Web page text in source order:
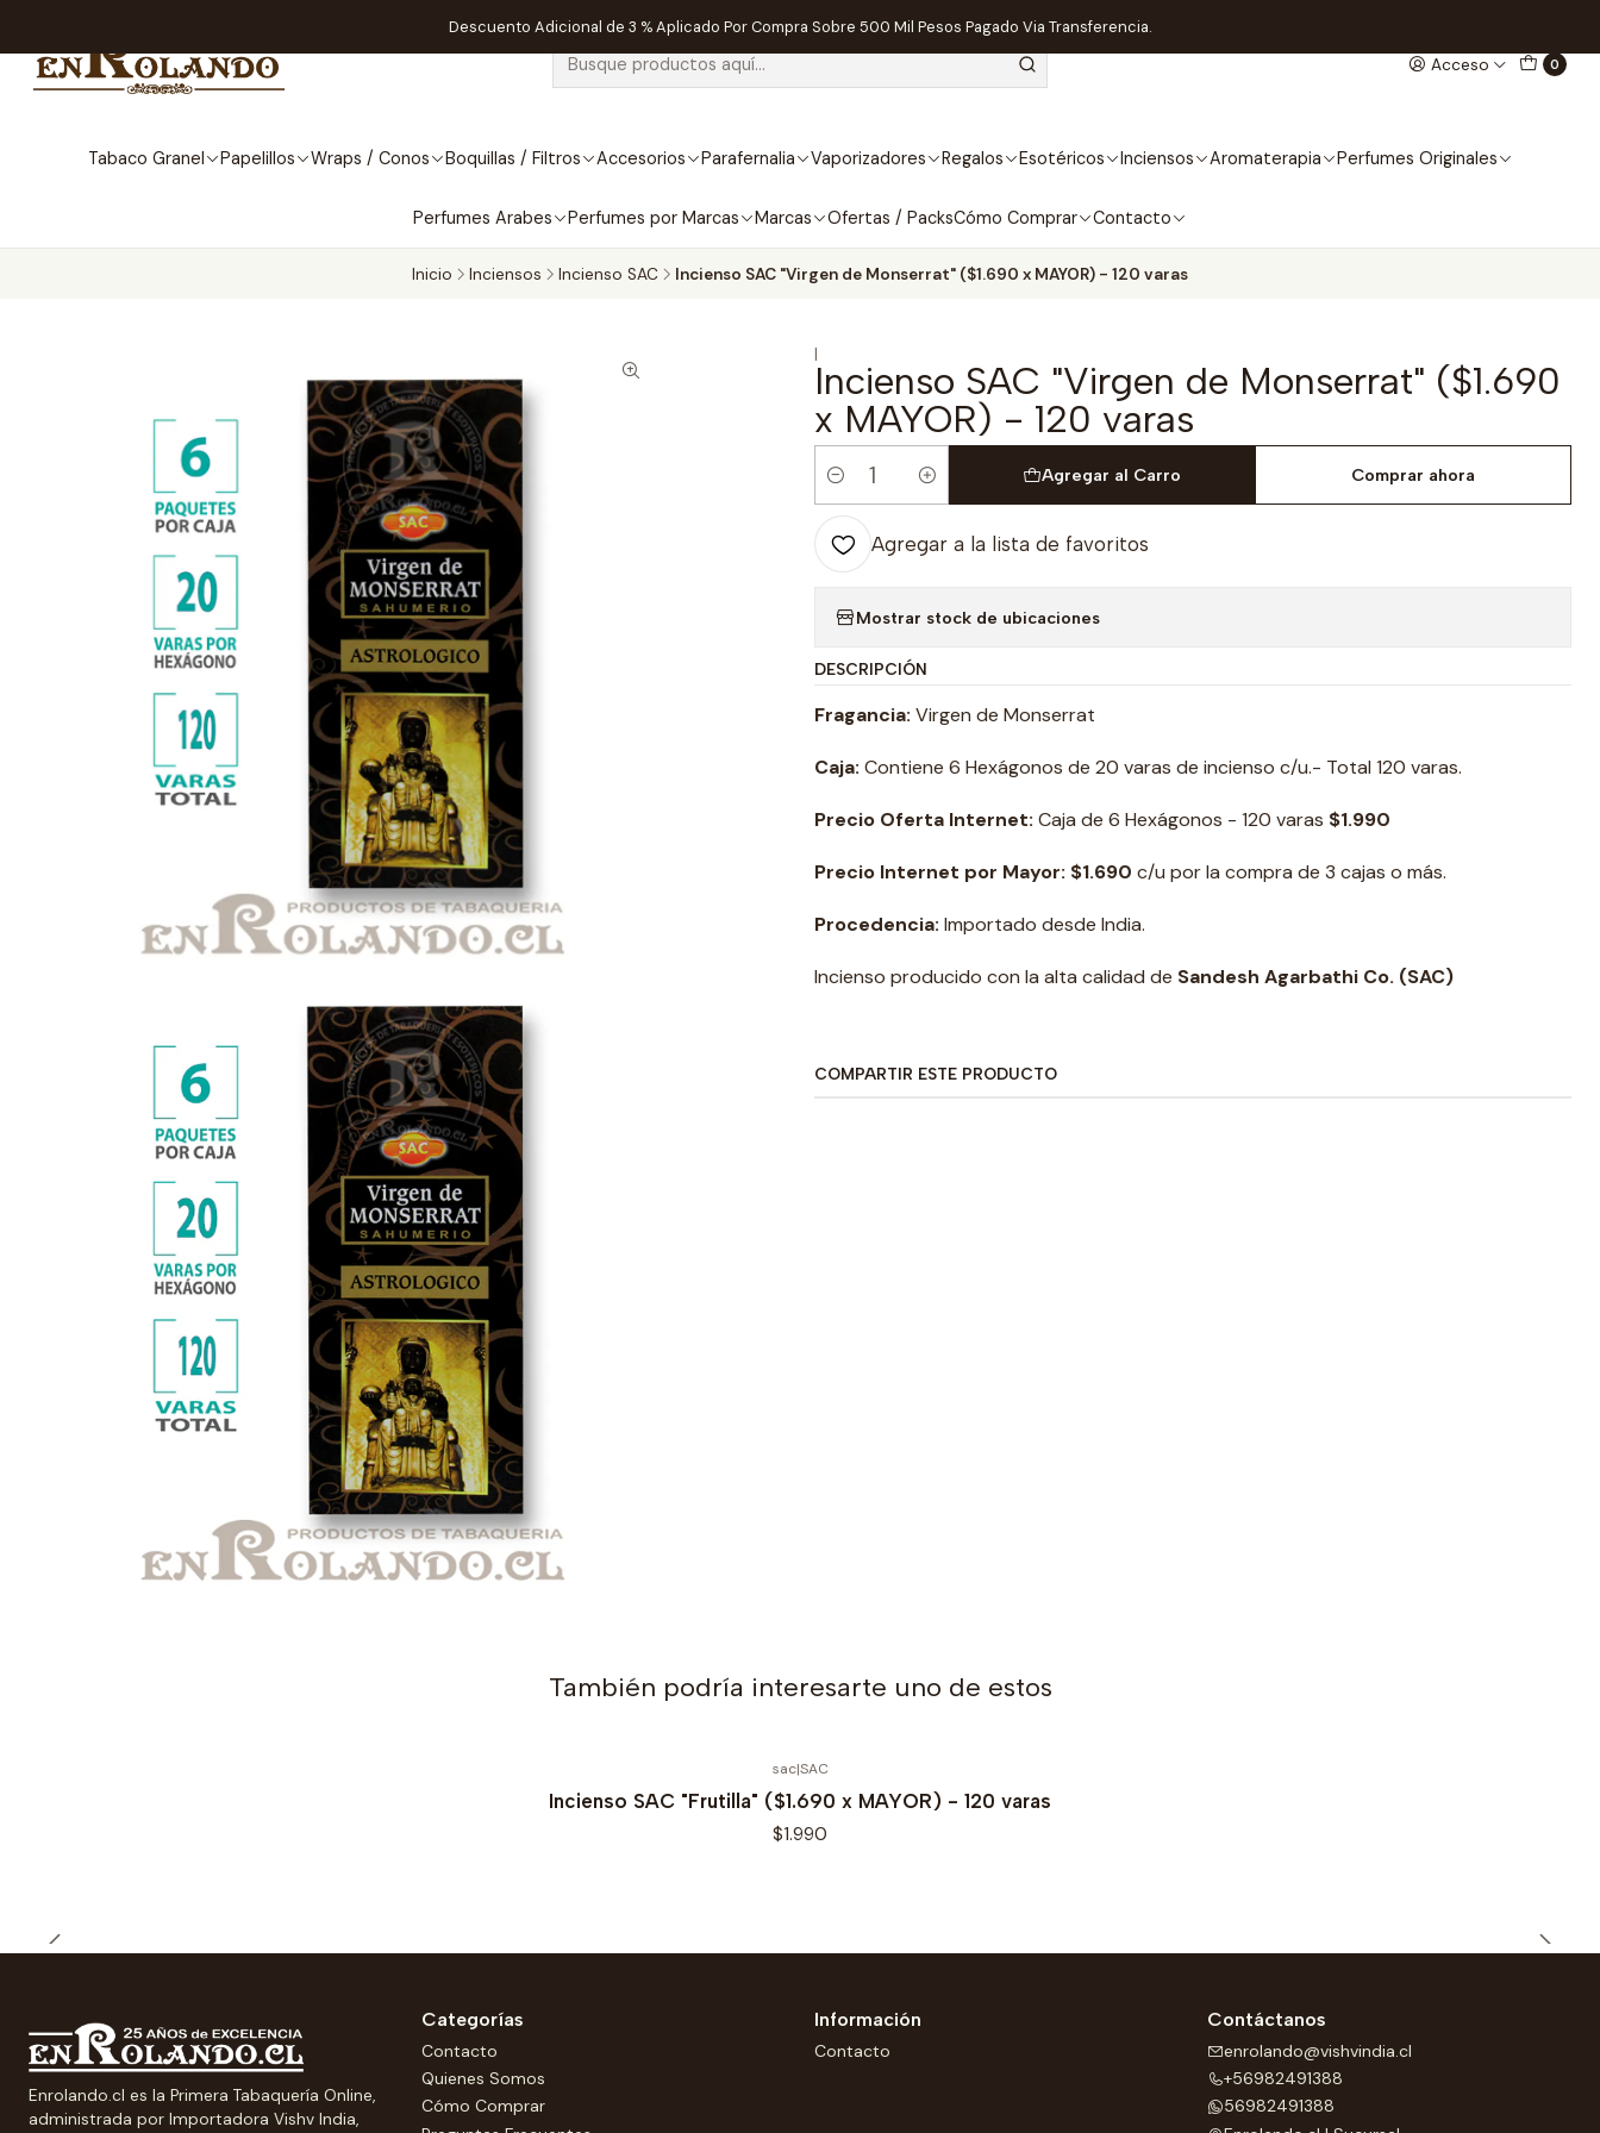
Acceso 0
Tabaco Granel Papelillos Wraps / Conos Boquillas / Filtros Accesorios Parafernalia Vaporizadores Regalos Esotéricos Inciensos Aromaterapia Perfumes Originales
Perfumes Arabes Perfumes por Marcas Marcas Ofertas / PacksCómo Comprar Contacto
Descuento Adicional de 3 % Aplicado Por Compra Sobre 500 Mil Pesos Pagado Via Transferencia.
Inicio Inciensos Incienso SAC Incienso SAC "Virgen de Monserrat" ($1.690 x MAYOR) - 120 varas
|
Incienso SAC "Virgen de Monserrat" ($1.690
x MAYOR) - 120 varas
Cantidad
Agregar al Carro Comprar ahora
Agregar a la lista de favoritos
Mostrar stock de ubicaciones
DESCRIPCIÓN
Fragancia: Virgen de Monserrat
Caja: Contiene 6 Hexágonos de 20 varas de incienso c/u.- Total 120 varas.
Precio Oferta Internet: Caja de 6 Hexágonos - 120 varas $1.990
Precio Internet por Mayor: $1.690 c/u por la compra de 3 cajas o más.
Procedencia: Importado desde India.
Incienso producido con la alta calidad de Sandesh Agarbathi Co. (SAC)
COMPARTIR ESTE PRODUCTO
También podría interesarte uno de estos
sac|SAC
Incienso SAC "Frutilla" ($1.690 x MAYOR) - 120 varas
$1.990
Enrolando.cl es la Primera Tabaquería Online,
administrada por Importadora Vishv India,
Categorías
Contacto
Quienes Somos
Cómo Comprar
Información
Contacto
Contáctanos
enrolando@vishvindia.cl
+56982491388
56982491388